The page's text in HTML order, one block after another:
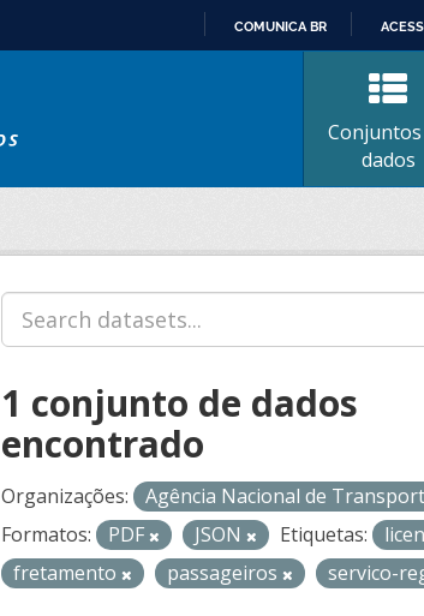
CONTEÚDO
COMUNICA BR
Conjuntos
dados
1 conjunto de dados
encontrado
Organizações: Agência Nacional de
Formatos:
PDF JSON Etiquetas:
fretamento
passageiros servico-